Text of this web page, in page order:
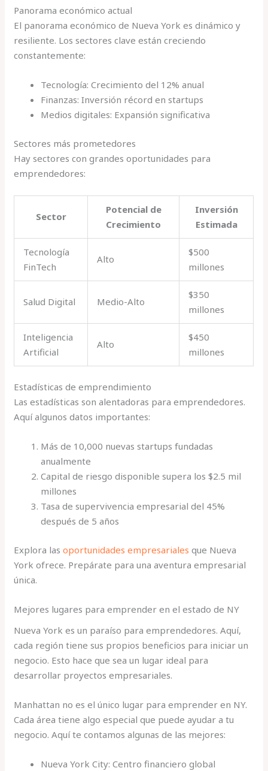
Panorama económico actual
El panorama económico de Nueva York es dinámico y
resiliente. Los sectores clave están creciendo
constantemente:
Tecnología: Crecimiento del 12% anual
Finanzas: Inversión récord en startups
Medios digitales: Expansión significativa
Sectores más prometedores
Hay sectores con grandes oportunidades para
emprendedores:
Sector
Potencial de
Crecimiento
Inversión
Estimada
Tecnología
FinTech
Alto
$500
millones
Salud Digital Medio-Alto
$350
millones
Inteligencia
Artificial
Alto
$450
millones
Estadísticas de emprendimiento
Las estadísticas son alentadoras para emprendedores.
Aquí algunos datos importantes:
Más de 10,000 nuevas startups fundadas
anualmente
Capital de riesgo disponible supera los $2.5 mil
millones
Tasa de supervivencia empresarial del 45%
después de 5 años
Explora lasoportunidades empresariales que Nueva
York ofrece. Prepárate para una aventura empresarial
única.
Mejores lugares para emprender en el estado de NY
Nueva York es un paraíso para emprendedores. Aquí,
cada región tiene sus propios beneficios para iniciar un
negocio. Esto hace que sea un lugar ideal para
desarrollar proyectos empresariales.
Manhattan no es el único lugar para emprender en NY.
Cada área tiene algo especial que puede ayudar a tu
negocio. Aquí te contamos algunas de las mejores:
Nueva York City: Centro financiero global